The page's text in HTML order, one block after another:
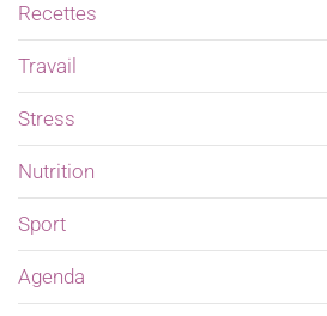
Recettes
Travail
Stress
Nutrition
Sport
Agenda